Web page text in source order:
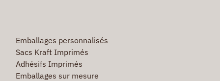
Emballages personnalisés
Sacs Kraft Imprimés
Adhésifs Imprimés
Emballages sur mesure